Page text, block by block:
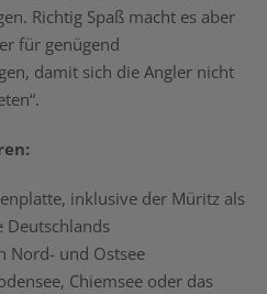
Richtig Spaß macht es aber
für genügend
damit sich die Angler nicht
inklusive der Müritz als
Deutschlands
Nord- und Ostsee
Chiemsee oder das